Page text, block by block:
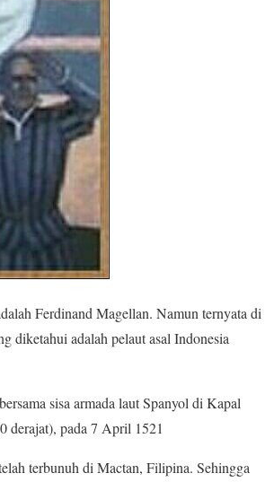
Ferdinand Magellan. Namun ternyata di
diketahui adalah pelaut asal Indonesia
sisa armada laut Spanyol di Kapal
derajat), pada 7 April 1521
terbunuh di Mactan, Filipina. Sehingga